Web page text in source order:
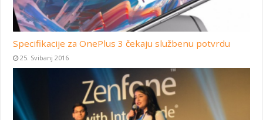
Specifikacije za OnePlus 3 čekaju službenu potvrdu
25. Svibanj 2016